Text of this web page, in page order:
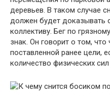
деревьев. В таком случае
должен будет доказывать
коллективу. Бег по
знак. Он говорит о том,
поставленной ранее цели,
количество физических